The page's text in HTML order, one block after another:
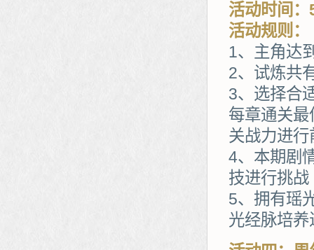
活动时间
活动规则：
1、主角达
2、试炼共
3、选择合
每章通关
关战力进
4、本期剧
技进行挑战
5、拥有瑶
光经脉培